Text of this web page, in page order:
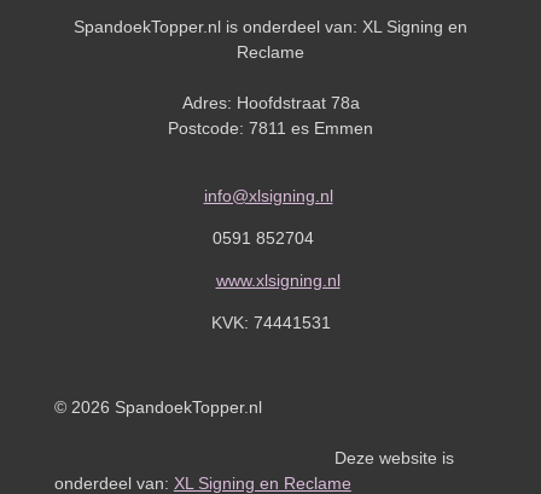
SpandoekTopper.nl is onderdeel van: XL Signing en
Reclame
Adres: Hoofdstraat 78a
Postcode: 7811 es Emmen
info@xlsigning.nl
0591 852704
www.xlsigning.nl
KVK: 74441531
© 2026 SpandoekTopper.nl
Deze website is
onderdeel van: XL Signing en Reclame